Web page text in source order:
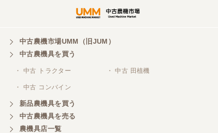
岐阜県／横倉林
岐阜県／横倉林
ありがとうございます
岐阜県／横倉林
ありがとうございます
中古農機市場UMM（旧JUM）
中古農機具を買う
・ 中古 トラクター ・ 中古 田植機
・ 中古 コンバイン
新品農機具を買う
中古農機具を売る
農機具店一覧